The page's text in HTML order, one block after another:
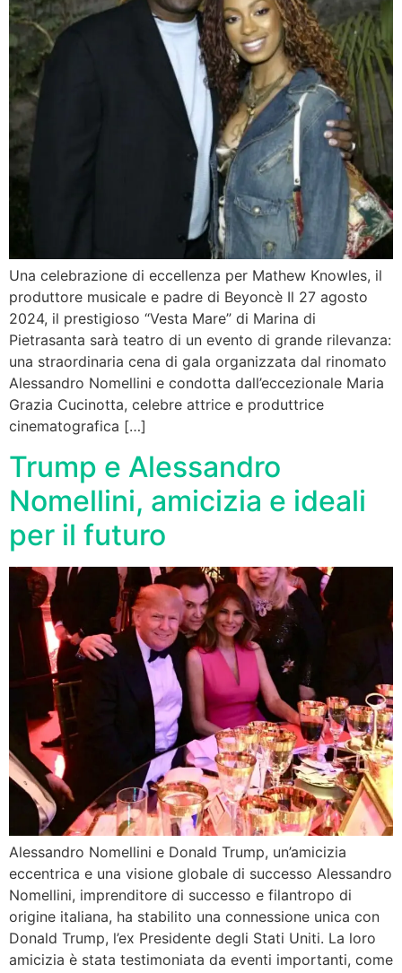
Una celebrazione di eccellenza per Mathew Knowles, il
produttore musicale e padre di Beyoncè Il 27 agosto
2024, il prestigioso “Vesta Mare” di Marina di
Pietrasanta sarà teatro di un evento di grande rilevanza:
una straordinaria cena di gala organizzata dal rinomato
Alessandro Nomellini e condotta dall’eccezionale Maria
Grazia Cucinotta, celebre attrice e produttrice
cinematografica […]
Trump e Alessandro
Nomellini, amicizia e ideali
per il futuro
Alessandro Nomellini e Donald Trump, un’amicizia
eccentrica e una visione globale di successo Alessandro
Nomellini, imprenditore di successo e filantropo di
origine italiana, ha stabilito una connessione unica con
Donald Trump, l’ex Presidente degli Stati Uniti. La loro
amicizia è stata testimoniata da eventi importanti, come